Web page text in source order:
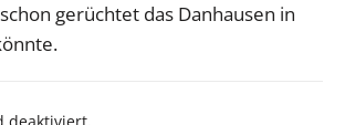
gerüchtet das Danhausen in